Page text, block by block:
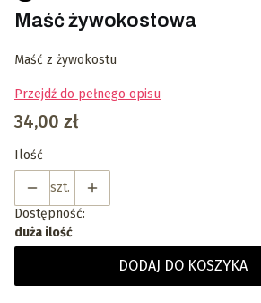
Maść żywokostowa
Maść z żywokostu
Przejdź do pełnego opisu
Cena
34,00 zł
Ilość
szt.
Dostępność:
duża ilość
DODAJ DO KOSZYKA